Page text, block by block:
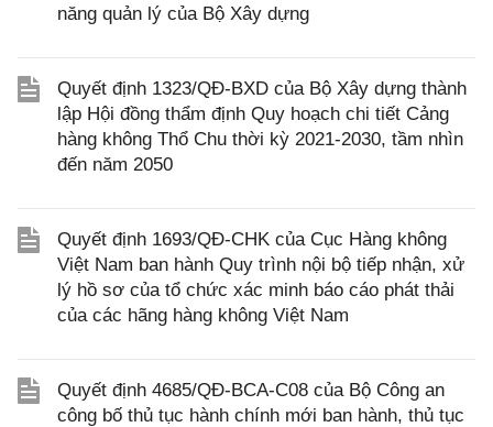
năng quản lý của Bộ Xây dựng
Quyết định 1323/QĐ-BXD của Bộ Xây dựng thành
lập Hội đồng thẩm định Quy hoạch chi tiết Cảng
hàng không Thổ Chu thời kỳ 2021-2030, tầm nhìn
đến năm 2050
Quyết định 1693/QĐ-CHK của Cục Hàng không
Việt Nam ban hành Quy trình nội bộ tiếp nhận, xử
lý hồ sơ của tổ chức xác minh báo cáo phát thải
của các hãng hàng không Việt Nam
Quyết định 4685/QĐ-BCA-C08 của Bộ Công an
công bố thủ tục hành chính mới ban hành, thủ tục